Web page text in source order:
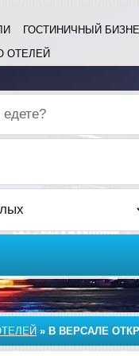
ГОСТИНИЧНЫЙ
ОТЕЛЕЙ
» В ВЕРСАЛЕ